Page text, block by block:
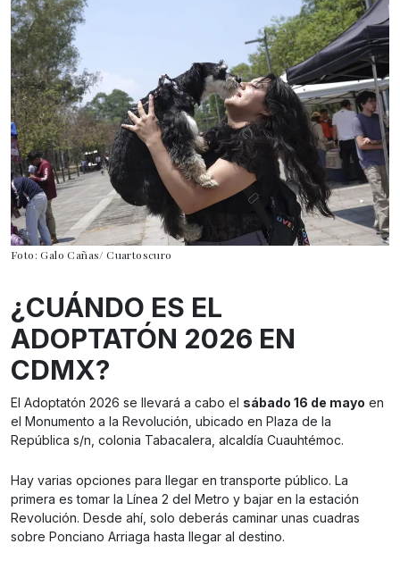
Foto: Galo Cañas/ Cuartoscuro
¿CUÁNDO ES EL
ADOPTATÓN 2026 EN
CDMX?
El Adoptatón 2026 se llevará a cabo el sábado 16 de mayo en
el Monumento a la Revolución, ubicado en Plaza de la
República s/n, colonia Tabacalera, alcaldía Cuauhtémoc.
Hay varias opciones para llegar en transporte público. La
primera es tomar la Línea 2 del Metro y bajar en la estación
Revolución. Desde ahí, solo deberás caminar unas cuadras
sobre Ponciano Arriaga hasta llegar al destino.